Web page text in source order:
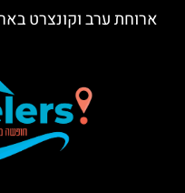
ארוחת ערב וקונצרט